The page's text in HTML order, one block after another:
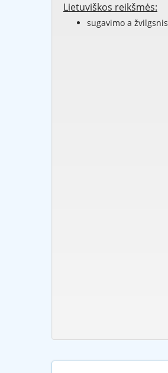
Lietuviškos reikšmės:
sugavimo a žvilgsnis